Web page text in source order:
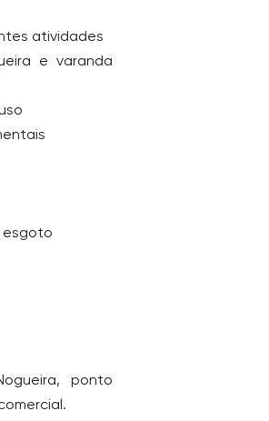
atividades
e varanda
esgoto
ponto